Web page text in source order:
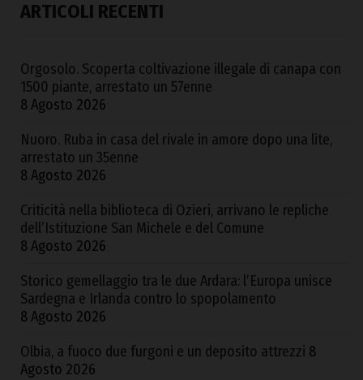
ARTICOLI RECENTI
Orgosolo. Scoperta coltivazione illegale di canapa con
1500 piante, arrestato un 57enne
8 Agosto 2026
Nuoro. Ruba in casa del rivale in amore dopo una lite,
arrestato un 35enne
8 Agosto 2026
Criticità nella biblioteca di Ozieri, arrivano le repliche
dell’Istituzione San Michele e del Comune
8 Agosto 2026
Storico gemellaggio tra le due Ardara: l’Europa unisce
Sardegna e Irlanda contro lo spopolamento
8 Agosto 2026
Olbia, a fuoco due furgoni e un deposito attrezzi 8
Agosto 2026